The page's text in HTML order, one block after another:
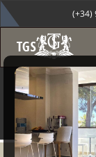
(+34)
Новые